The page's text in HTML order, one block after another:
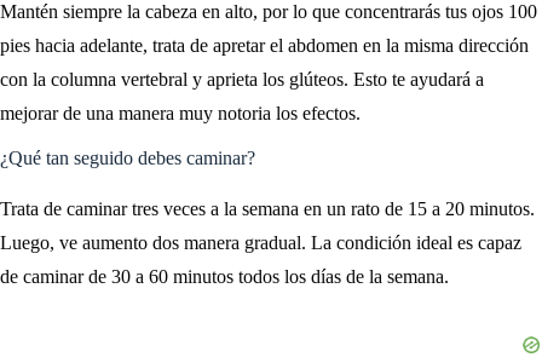
Mantén siempre la cabeza en alto, por lo que concentrarás tus ojos 100
pies hacia adelante, trata de apretar el abdomen en la misma dirección
con la columna vertebral y aprieta los glúteos. Esto te ayudará a
mejorar de una manera muy notoria los efectos.
¿Qué tan seguido debes caminar?
Trata de caminar tres veces a la semana en un rato de 15 a 20 minutos.
Luego, ve aumento dos manera gradual. La condición ideal es capaz
de caminar de 30 a 60 minutos todos los días de la semana.